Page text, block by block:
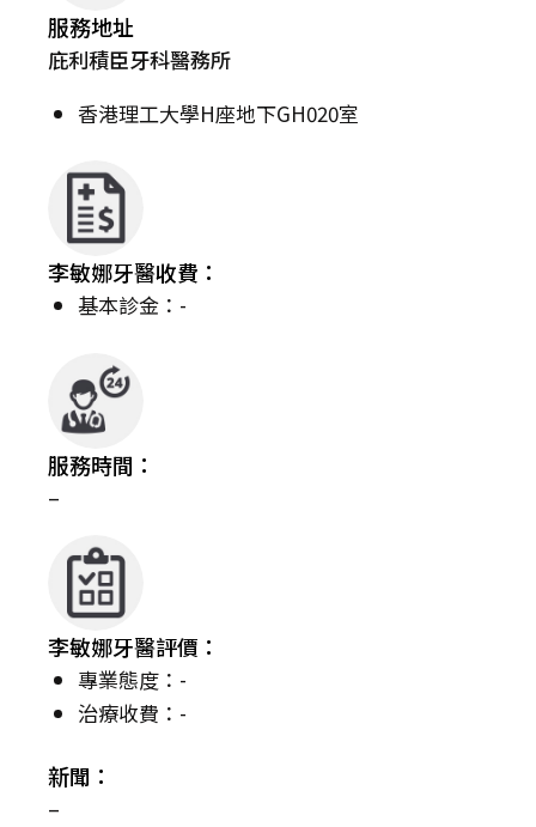
服務地址
庇利積臣牙科醫務所
香港理工大學H座地下GH020室
李敏娜牙醫收費：
基本診金：-
服務時間：
–
李敏娜牙醫評價：
專業態度：-
治療收費：-
新聞：
–